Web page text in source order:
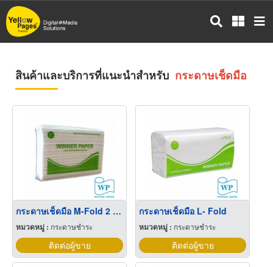
ข้าม
ไป
สินค้าและบริการที่แนะนำสำหรับ กระดาษเช็ดมือ
กระดาษเช็ดมือ M-Fold 2 ชั้น
หมวดหมู่ : กระดาษชำระ
ติดต่อผู้ขาย
กระดาษเช็ดมือ L- Fold
หมวดหมู่ : กระดาษชำระ
ติดต่อผู้ขาย